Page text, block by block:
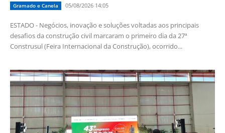
Gramado e Canela 05/08/2026 14:05
ESTADO - Negócios, inovação e soluções voltadas aos principais
desafios da construção civil marcaram o primeiro dia da 27ª
Construsul (Feira Internacional da Construção), ocorrido...